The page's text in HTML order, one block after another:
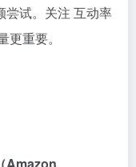
尝试。关注 互动率
更重要。
Amazon